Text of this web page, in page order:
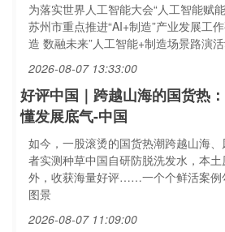
为落实世界人工智能大会“人工智能赋
苏州市重点推进“AI+制造”产业发展工
造 数融未来”人工智能+制造场景路演
2026-08-07 13:33:00
好评中国｜跨越山海的国货热
懂发展底气-中国
如今，一股滚烫的国货热潮跨越山海
者实测种草中国自研防脱洗发水，本
外，收获海量好评……一个个鲜活案例
图景
2026-08-07 11:09:00